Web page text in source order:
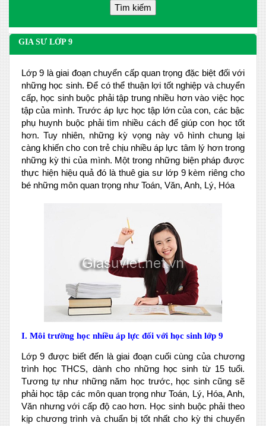
GIA SƯ LỚP 9
Lớp 9 là giai đoạn chuyển cấp quan trọng đặc biệt đối với
những học sinh. Để có thể thuận lợi tốt nghiệp và chuyển
cấp, học sinh buộc phải tập trung nhiều hơn vào việc học
tập của mình. Trước áp lực học tập lớn của con, các bậc
phụ huynh buộc phải tìm nhiều cách để giúp con học tốt
hơn. Tuy nhiên, những kỳ vọng này vô hình chung lại
càng khiến cho con trẻ chịu nhiều áp lực tâm lý hơn trong
những kỳ thi của mình. Một trong những biện pháp được
thực hiện hiệu quả đó là thuê gia sư lớp 9 kèm riêng cho
bé những môn quan trọng như Toán, Văn, Anh, Lý, Hóa
I. Môi trường học nhiều áp lực đối với học sinh lớp 9
Lớp 9 được biết đến là giai đoạn cuối cùng của chương
trình học THCS, dành cho những học sinh từ 15 tuổi.
Tương tự như những năm học trước, học sinh cũng sẽ
phải học tập các môn quan trọng như Toán, Lý, Hóa, Anh,
Văn nhưng với cấp độ cao hơn. Học sinh buộc phải theo
kịp chương trình và chuẩn bị tốt nhất cho kỳ thi chuyển